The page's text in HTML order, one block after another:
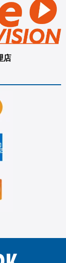
店